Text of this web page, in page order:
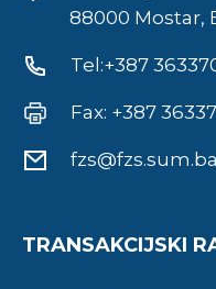
88000 Mostar,
Tel:+387
Fax: +387
fzs@fzs.sum.ba
TRANSAKCIJSKI